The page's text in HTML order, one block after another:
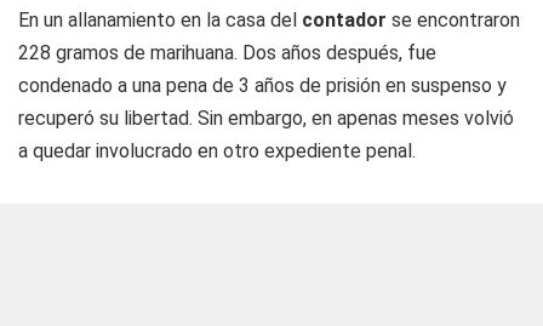
En un allanamiento en la casa del contador se encontraron
228 gramos de marihuana. Dos años después, fue
condenado a una pena de 3 años de prisión en suspenso y
recuperó su libertad. Sin embargo, en apenas meses volvió
a quedar involucrado en otro expediente penal.